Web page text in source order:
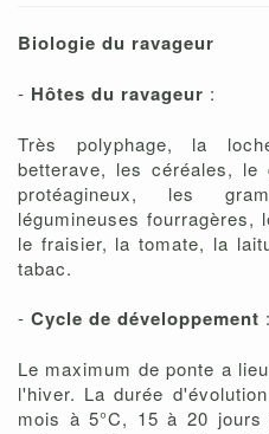
Biologie du ravageur
- Hôtes du ravageur :
Très polyphage, la
betterave, les céréales,
protéagineux, les
légumineuses
le fraisier, la tomate, la
tabac.
- Cycle de développement :
Le maximum de ponte a
l'hiver. La durée
mois à 5°C, 15 à 20 jours